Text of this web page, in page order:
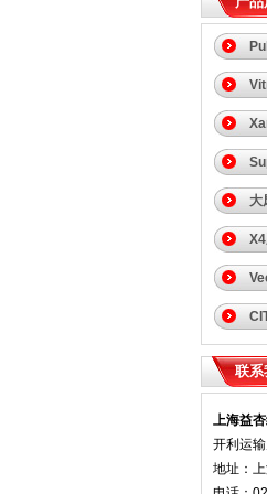
大
联系
上海益
开利运
地址：